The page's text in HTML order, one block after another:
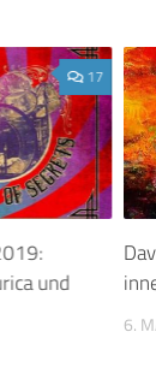
17
und
6.